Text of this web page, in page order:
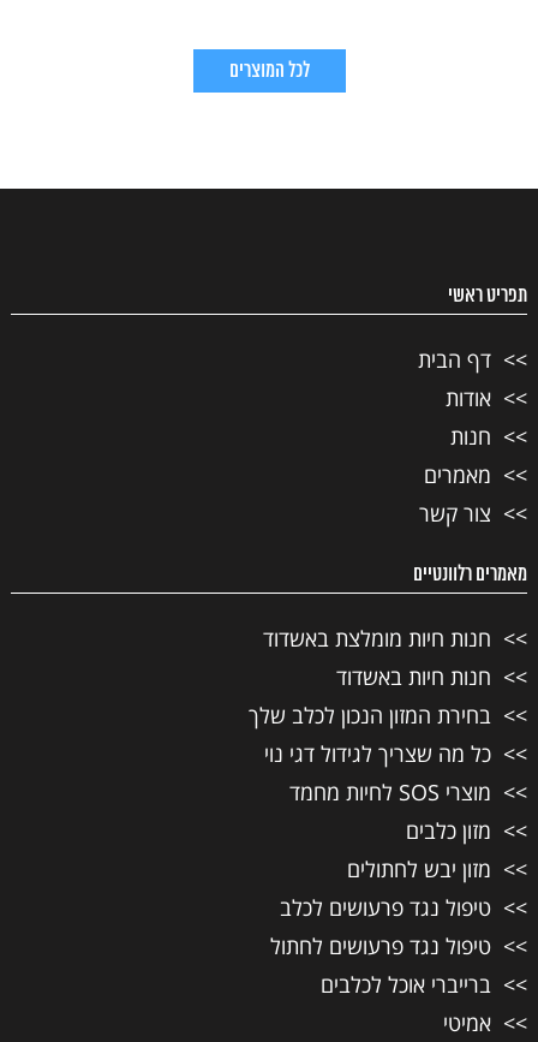
לכל המוצרים
תפריט ראשי
דף הבית
אודות
חנות
מאמרים
צור קשר
מאמרים רלוונטיים
חנות חיות מומלצת באשדוד
חנות חיות באשדוד
בחירת המזון הנכון לכלב שלך
כל מה שצריך לגידול דגי נוי
מוצרי SOS לחיות מחמד
מזון כלבים
מזון יבש לחתולים
טיפול נגד פרעושים לכלב
טיפול נגד פרעושים לחתול
ברייברי אוכל לכלבים
אמיטי